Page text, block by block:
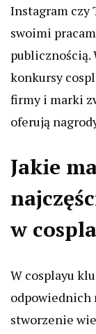
Instagram czy
swoimi
publicznością.
konkursy
firmy i marki
oferują
Jakie
w
W cosplayu
odpowiednich
stworzenie